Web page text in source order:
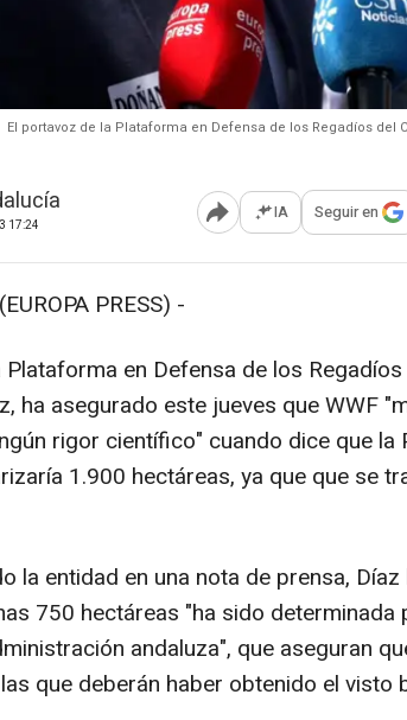
El portavoz de la Plataforma en Defensa de los Regadíos del
17:24 Abrir opciones para
IA Seguir en
PRESS) -
en Defensa de los
ha asegurado este jueves que WWF
rigor científico" cuando dice que la
1.900 hectáreas, ya que que se
la entidad en una nota de prensa,
750 hectáreas "ha sido
andaluza", que aseguran
que deberán haber obtenido el visto